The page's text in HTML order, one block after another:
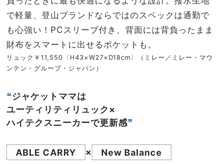
で軽量、登山ブランドならではのスペックは通勤で
も心強い！PCスリーブ付き、背面には背負ったまま
財布をスマートに出せるポケットも。
リュック￥11,550〈H43×W27×D18cm〉（ミレー／ミレー・マウ
ンテン・グループ・ジャパン）
❝ジャケットママは
ユーティリティリュック×
ハイテクスニーカーで更新感❞
ABLE CARRY × New Balance